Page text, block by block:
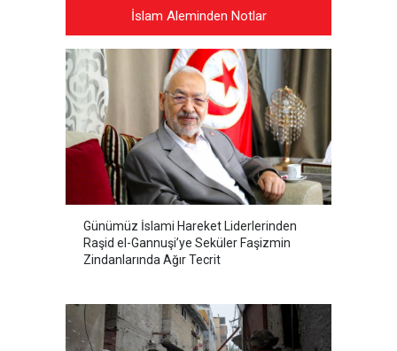
İslam Aleminden Notlar
Günümüz İslami Hareket Liderlerinden
Raşid el-Gannuşi’ye Seküler Faşizmin
Zindanlarında Ağır Tecrit